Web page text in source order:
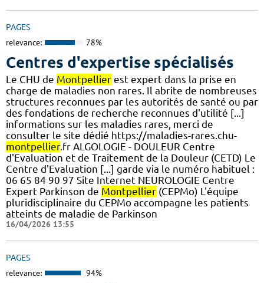
PAGES
relevance: 78%
Centres d'expertise spécialisés
Le CHU de Montpellier est expert dans la prise en
charge de maladies non rares. Il abrite de nombreuses
structures reconnues par les autorités de santé ou par
des fondations de recherche reconnues d'utilité [...]
informations sur les maladies rares, merci de
consulter le site dédié https://maladies-rares.chu-
montpellier.fr ALGOLOGIE - DOULEUR Centre
d'Evaluation et de Traitement de la Douleur (CETD) Le
Centre d'Evaluation [...] garde via le numéro habituel :
06 65 84 90 97 Site Internet NEUROLOGIE Centre
Expert Parkinson de Montpellier (CEPMo) L'équipe
pluridisciplinaire du CEPMo accompagne les patients
atteints de maladie de Parkinson
16/04/2026 13:55
PAGES
relevance: 94%